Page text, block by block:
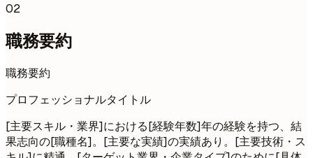
02
職務要約
職務要約
プロフェッショナルタイトル
[主要スキル・業界]における[経験年数]年の経験を持つ、結
果志向の[職種名]。[主要な実績]の実績あり。[主要技術・ス